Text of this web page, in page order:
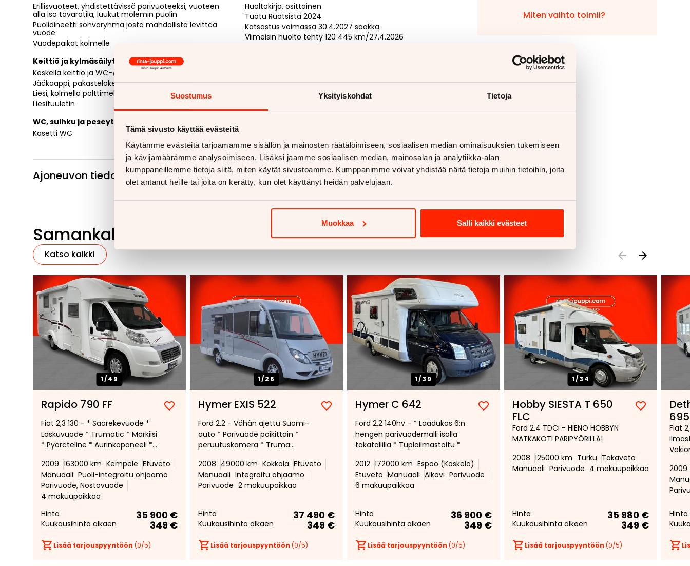
Suostumus Yksityiskohdat Tietoja
Tämä sivusto käyttää evästeitä
Käytämme evästeitä tarjoamamme sisällön ja mainosten räätälöimiseen, sosiaalisen median ominaisuuksien tukemiseen
ja kävijämäärämme analysoimiseen. Lisäksi jaamme sosiaalisen median, mainosalan ja analytiikka-alan
kumppaneillemme tietoja siitä, miten käytät sivustoamme. Kumppanimme voivat yhdistää näitä tietoja muihin tietoihin, joita
olet antanut heille tai joita on kerätty, kun olet käyttänyt heidän palvelujaan.
Muokkaa Salli kaikki evästeet
Erillisvuoteet, yhdistettävissä parivuoteeksi, vuoteen
alla iso tavaratila, luukut molemin puolin
Puolidineetti sohvaryhmä josta mahdollista levittää
vuode
Vuodepaikat kolmelle
Keittiö ja kylmäsäilytys
Keskellä keittiö ja WC-/suihkutila
Jääkaappi, pakastelokero, kaasulla ja sähköllä
Liesi, kolmella polttimella
Liesituuletin
WC, suihku ja peseytymistilat
Kasetti WC
Huoltokirja, osittainen
Tuotu Ruotsista 2024
Katsastus voimassa 30.4.2027 saakka
Viimeisin huolto tehty 120 445 km/27.4.2026
WhatsApilla)
Ajoneuvon tiedot
Miten vaihto toimii?
Samankaltaisia ajoneuvoja
Katso kaikki
1/49
Rapido 790 FF
Lisää
suosikiksi
Poista
suosikeista
Fiat 2,3 130 - * Saarekevuode *
Laskuvuode * Trumatic * Markiisi
* Pyöräteline * Aurinkopaneeli *
2009 163000 km Kempele Etuveto
Manuaali Puoli-integroitu ohjaamo
Parivuode, Nostovuode
4 makuupaikkaa
Hinta
35 900 €
Kuukausihinta alkaen 349 €
Lisää tarjouspyyntöön (0/5)
1/26
Hymer EXIS 522
Lisää
suosikiksi
Poista
suosikeista
Ford 2.2 - Vähän ajettu Suomi-
auto * Parivuode poikittain *
peruutuskamera * Truma
lattialämmitys * markiisi *
pyöräteline * Huollettu 2.26 ja
katsastettu 3.2026 *
2008 49000 km Kokkola Etuveto
Manuaali Integroitu ohjaamo
Parivuode 2 makuupaikkaa
Hinta 37 490 €
Kuukausihinta alkaen 349 €
Lisää tarjouspyyntöön (0/5)
1/39
Hymer C 642
Lisää
suosikiksi
Poista
suosikeista
Ford 2,2 140hv - * Laadukas 6:n
hengen parivuodemalli isolla
takatallilla * Tuplailmastoitu *
2012 172000 km Espoo (Koskelo)
Etuveto Manuaali Alkovi Parivuode
6 makuupaikkaa
Hinta 36 900 €
Kuukausihinta alkaen 349 €
Lisää tarjouspyyntöön (0/5)
1/34
Hobby SIESTA T 650
FLC
Lisää
suosikiksi
Poista
Ford 2.4 TDCi - HIENO HOBBYN
MATKAKOTI PARIPYÖRILLÄ!
2008 125000 km Turku Takaveto
Manuaali Parivuode 4 makuupaikkaa
Hinta 35 980 €
Kuukausihinta alkaen 349 €
Lisää tarjouspyyntöön (0/5)
Fiat
2009
Hinta